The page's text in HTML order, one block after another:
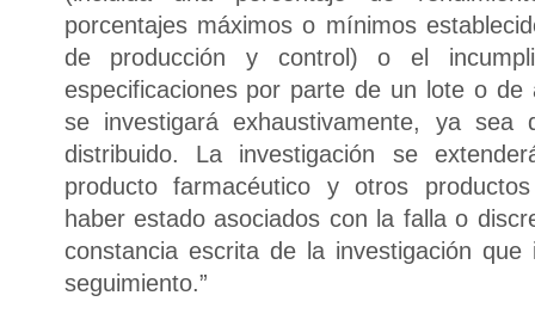
porcentajes máximos o mínimos
de producción y control) o el
especificaciones por parte de un lote o de
se investigará exhaustivamente, ya
distribuido. La investigación se
producto farmacéutico y otros
haber estado asociados con la falla o
constancia escrita de la investigación
seguimiento.”